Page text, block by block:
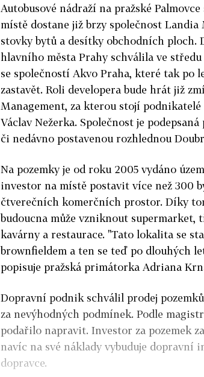
Autobusové nádraží na pražské
místě dostane již brzy společnost
stovky bytů a desítky obchodních
hlavního města Prahy schválila ve
se společností Akvo Praha, které tak po
zastavět. Roli developera bude hrát již
Management, za kterou stojí
Václav Nežerka. Společnost je
či nedávno postavenou rozhlednou
Na pozemky je od roku 2005 vydáno
investor na místě postavit více než 300
čtverečních komerčních prostor. Díky
budoucna může vzniknout
kavárny a restaurace. "Tato lokalita se
brownfieldem a ten se teď po dlouhých
popisuje pražská primátorka Adriana
Dopravní podnik schválil prodej
za nevýhodných podmínek. Podle
podařilo napravit. Investor za pozemek
navíc na své náklady vybuduje
dopravce.